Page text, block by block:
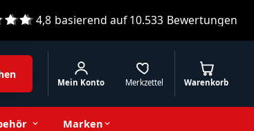
4,8 basierend auf10.533 Bewertungen
Merkzettel
Mein Konto Warenkorb
Marken
+ 46,62 € inkl. MwSt. In den Warenkorb